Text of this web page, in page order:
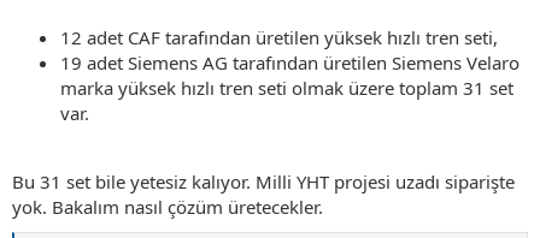
12 adet CAF tarafından üretilen yüksek hızlı tren seti,
19 adet Siemens AG tarafından üretilen Siemens Velaro
marka yüksek hızlı tren seti olmak üzere toplam 31 set
var.
Bu 31 set bile yetesiz kalıyor. Milli YHT projesi uzadı siparişte
yok. Bakalım nasıl çözüm üretecekler.